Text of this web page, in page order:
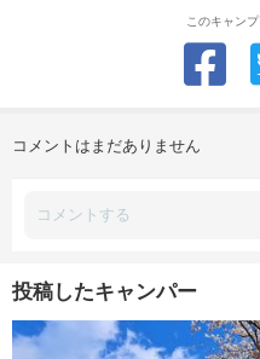
このキャン
コメントはまだありません
投稿したキャンパー